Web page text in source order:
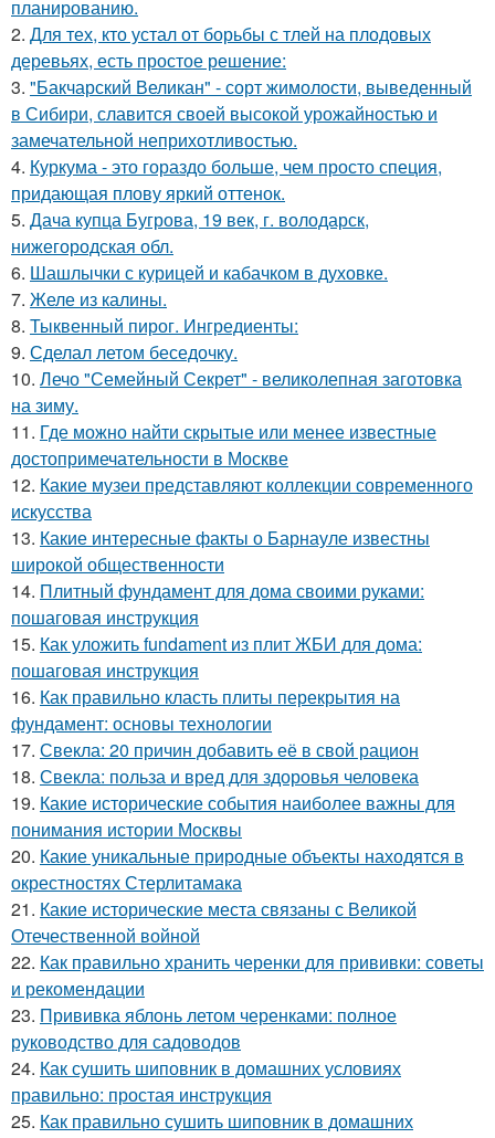
планированию.
2. Для тех, кто устал от борьбы с тлей на плодовых
деревьях, есть простое решение:
3. "Бакчарский Великан" - сорт жимолости, выведенный
в Сибири, славится своей высокой урожайностью и
замечательной неприхотливостью.
4. Куркума - это гораздо больше, чем просто специя,
придающая плову яркий оттенок.
5. Дача купца Бугрова, 19 век, г. володарск,
нижегородская обл.
6. Шашлычки с курицей и кабачком в духовке.
7. Желе из калины.
8. Тыквенный пирог. Ингредиенты:
9. Сделал летом беседочку.
10. Лечо "Семейный Секрет" - великолепная заготовка
на зиму.
11. Где можно найти скрытые или менее известные
достопримечательности в Москве
12. Какие музеи представляют коллекции современного
искусства
13. Какие интересные факты о Барнауле известны
широкой общественности
14. Плитный фундамент для дома своими руками:
пошаговая инструкция
15. Как уложить fundament из плит ЖБИ для дома:
пошаговая инструкция
16. Как правильно класть плиты перекрытия на
фундамент: основы технологии
17. Свекла: 20 причин добавить её в свой рацион
18. Свекла: польза и вред для здоровья человека
19. Какие исторические события наиболее важны для
понимания истории Москвы
20. Какие уникальные природные объекты находятся в
окрестностях Стерлитамака
21. Какие исторические места связаны с Великой
Отечественной войной
22. Как правильно хранить черенки для прививки: советы
и рекомендации
23. Прививка яблонь летом черенками: полное
руководство для садоводов
24. Как сушить шиповник в домашних условиях
правильно: простая инструкция
25. Как правильно сушить шиповник в домашних